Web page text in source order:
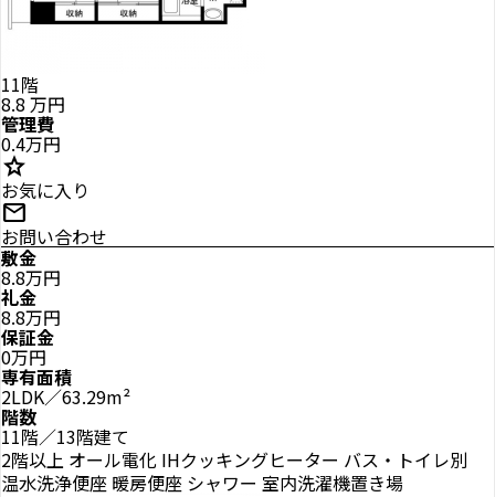
11階
8.8 万円
管理費
0.4万円
star
お気に入り
mail
お問い合わせ
敷金
8.8万円
礼金
8.8万円
保証金
0万円
専有面積
2LDK／63.29m²
階数
11階／13階建て
2階以上 オール電化 IHクッキングヒーター バス・トイレ別
温水洗浄便座 暖房便座 シャワー 室内洗濯機置き場